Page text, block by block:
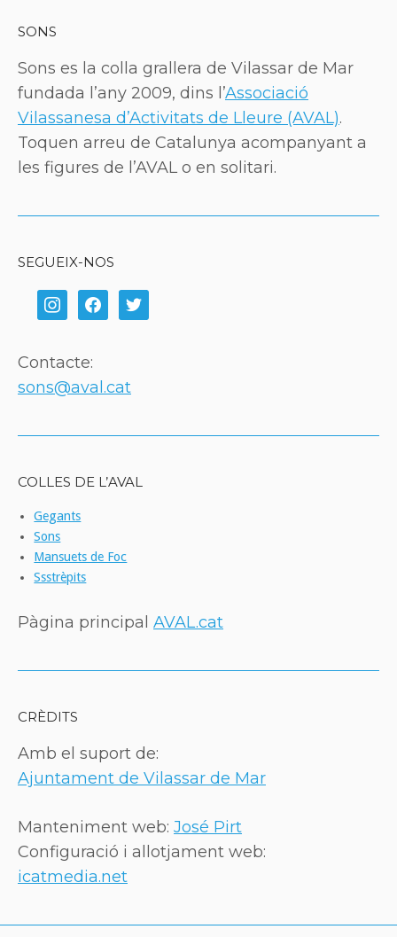
SONS
Sons es la colla grallera de Vilassar de Mar
fundada l’any 2009, dins l’Associació
Vilassanesa d’Activitats de Lleure (AVAL).
Toquen arreu de Catalunya acompanyant a
les figures de l’AVAL o en solitari.
SEGUEIX-NOS
instagramfacebooktwitter
Contacte:
sons@aval.cat
COLLES DE L’AVAL
Gegants
Sons
Mansuets de Foc
Ssstrèpits
Pàgina principal AVAL.cat
CRÈDITS
Amb el suport de:
Ajuntament de Vilassar de Mar
Manteniment web: José Pirt
Configuració i allotjament web:
icatmedia.net